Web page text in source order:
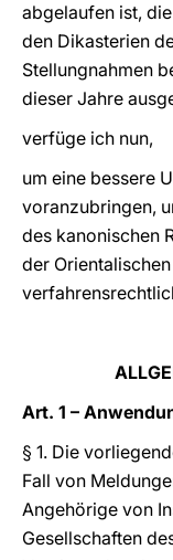
abgelaufen ist,
den Dikasterien
Stellungnahmen
dieser Jahre
verfüge ich nun,
um eine bessere
voranzubringen,
des kanonischen
der
Art. 1 –
§ 1. Die
Fall von
Angehörige von
Gesellschaften